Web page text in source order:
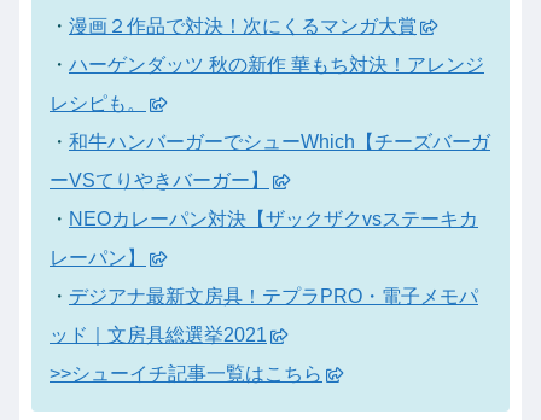
・ 漫画２作品で対決！次にくるマンガ大賞
・ ハーゲンダッツ 秋の新作 華もち対決！アレンジ
レシピも。
・ 和牛ハンバーガーでシューWhich【チーズバーガ
ーVSてりやきバーガー】
・ NEOカレーパン対決【ザックザクvsステーキカ
レーパン】
・ デジアナ最新文房具！テプラPRO・電子メモパ
ッド｜文房具総選挙2021
>>シューイチ記事一覧はこちら